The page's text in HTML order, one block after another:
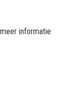
informatie